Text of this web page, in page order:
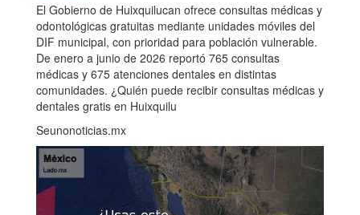
El Gobierno de Huixquilucan ofrece consultas médicas y
odontológicas gratuitas mediante unidades móviles del
DIF municipal, con prioridad para población vulnerable.
De enero a junio de 2026 reportó 765 consultas
médicas y 675 atenciones dentales en distintas
comunidades. ¿Quién puede recibir consultas médicas y
dentales gratis en Huixquilu
Seunonoticias.mx